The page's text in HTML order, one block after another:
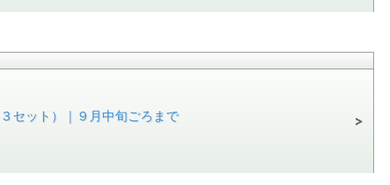
セット）｜９月中旬ごろまで